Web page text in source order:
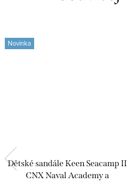
Novinka
Dětské sandále Keen Seacamp II
CNX Naval Academy a